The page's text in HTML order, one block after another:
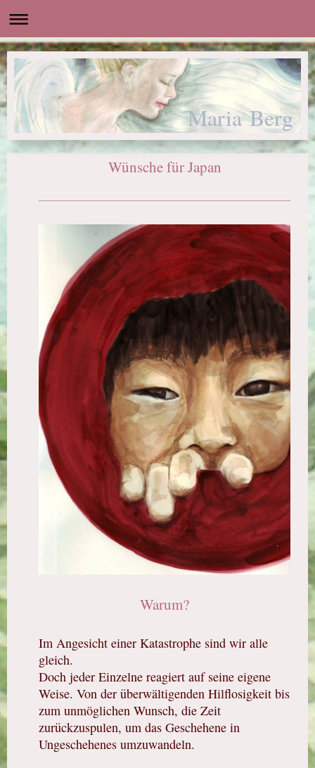
Maria Berg
Wünsche für Japan
Warum?
Im Angesicht einer Katastrophe sind wir alle
gleich.
Doch jeder Einzelne reagiert auf seine eigene
Weise. Von der überwältigenden Hilflosigkeit bis
zum unmöglichen Wunsch, die Zeit
zurückzuspulen, um das Geschehene in
Ungeschehenes umzuwandeln.